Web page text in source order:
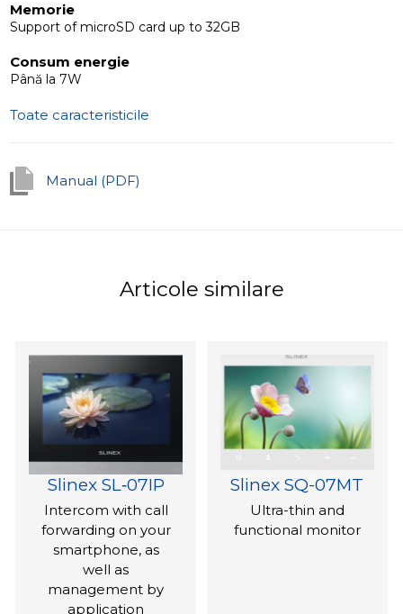
Memorie
Support of microSD card up to 32GB
Consum energie
Până la 7W
Toate caracteristicile
Manual (PDF)
Articole similare
Slinex SL‑07IP
Intercom with call
forwarding on your
smartphone, as
well as
management by
application
Slinex SQ-07MT
Ultra-thin and
functional monitor